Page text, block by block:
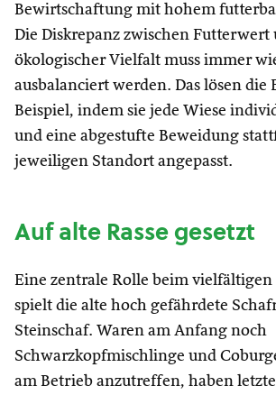
Bewirtschaftung mit hohem
Die Diskrepanz zwischen Futterwert
ökologischer Vielfalt muss immer
ausbalanciert werden. Das lösen die
Beispiel, indem sie jede Wiese
und eine abgestufte Beweidung
jeweiligen Standort angepasst.
Auf alte Rasse gesetzt
Eine zentrale Rolle beim
spielt die alte hoch gefährdete
Steinschaf. Waren am Anfang noch
Schwarzkopfmischlinge und
am Betrieb anzutreffen, haben